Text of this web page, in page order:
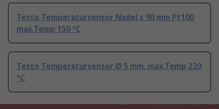
Testo Temperatursensor Nadel x 90 mm Pt100
max.Temp 150 °C
Testo Temperatursensor Ø 5 mm, max.Temp 220
°C